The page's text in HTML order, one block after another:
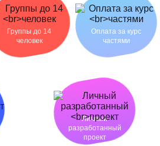
Группы до 14
человек
Оплата за курс
частями
Личный
разработанный
проект